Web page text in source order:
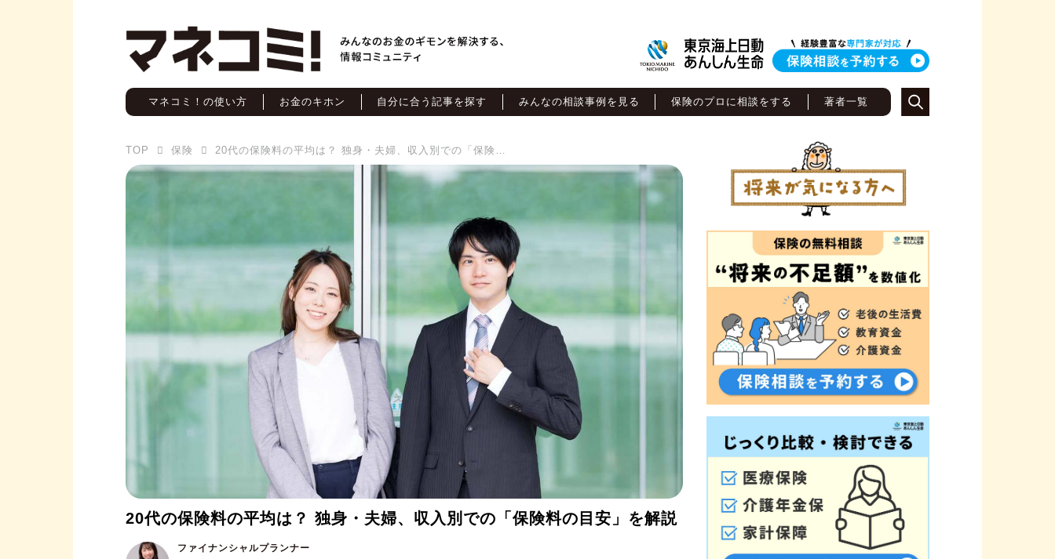
マネコミ！の使い方 お金のキホン 自分に合う記事を探す みんなの相談事例を見る 保険のプロに相談をする 著者一覧
TOP 保険 20代の保険料の平均は？ 独身・夫婦、収入別での「保険料の目安」を解説
20代の保険料の平均は？ 独身・夫婦、収入別での「保険料の目安」を解説
ファイナンシャルプランナー